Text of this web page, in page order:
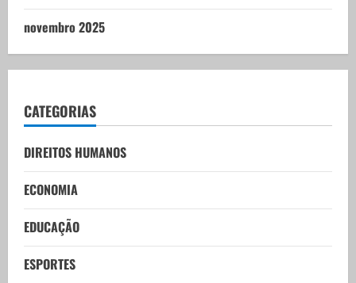
novembro 2025
CATEGORIAS
DIREITOS HUMANOS
ECONOMIA
EDUCAÇÃO
ESPORTES